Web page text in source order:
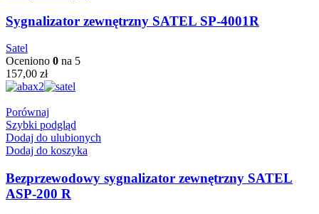
Sygnalizator zewnętrzny SATEL SP-4001R
Satel
Oceniono 0 na 5
157,00 zł
Porównaj
Szybki podgląd
Dodaj do ulubionych
Dodaj do koszyka
Bezprzewodowy sygnalizator zewnętrzny SATEL
ASP-200 R